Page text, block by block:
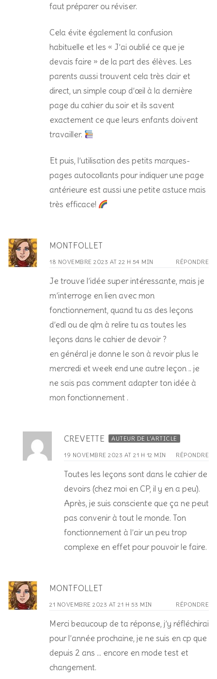
faut préparer ou réviser.
Cela évite également la confusion
habituelle et les « J’ai oublié ce que je
devais faire » de la part des élèves. Les
parents aussi trouvent cela très clair et
direct, un simple coup d’œil à la dernière
page du cahier du soir et ils savent
exactement ce que leurs enfants doivent
travailler.
Et puis, l’utilisation des petits marques-
pages autocollants pour indiquer une page
antérieure est aussi une petite astuce mais
très efficace!
MONTFOLLET
18 NOVEMBRE 2023 AT 22 H 54 MIN RÉPONDRE
Je trouve l’idée super intéressante, mais je
m’interroge en lien avec mon
fonctionnement, quand tu as des leçons
d’edl ou de qlm à relire tu as toutes les
leçons dans le cahier de devoir ?
en général je donne le son à revoir plus le
mercredi et week end une autre leçon .. je
ne sais pas comment adapter ton idée à
mon fonctionnement .
CREVETTE AUTEUR DE L’ARTICLE
19 NOVEMBRE 2023 AT 21 H 12 MIN RÉPONDRE
Toutes les leçons sont dans le cahier de
devoirs (chez moi en CP, il y en a peu).
Après, je suis consciente que ça ne peut
pas convenir à tout le monde. Ton
fonctionnement à l’air un peu trop
complexe en effet pour pouvoir le faire.
MONTFOLLET
21 NOVEMBRE 2023 AT 21 H 53 MIN RÉPONDRE
Merci beaucoup de ta réponse, j’y réfléchirai
pour l’année prochaine, je ne suis en cp que
depuis 2 ans … encore en mode test et
changement.